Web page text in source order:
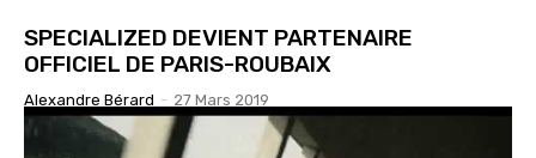
SPECIALIZED DEVIENT PARTENAIRE
OFFICIEL DE PARIS-ROUBAIX
Alexandre Bérard - 27 Mars 2019